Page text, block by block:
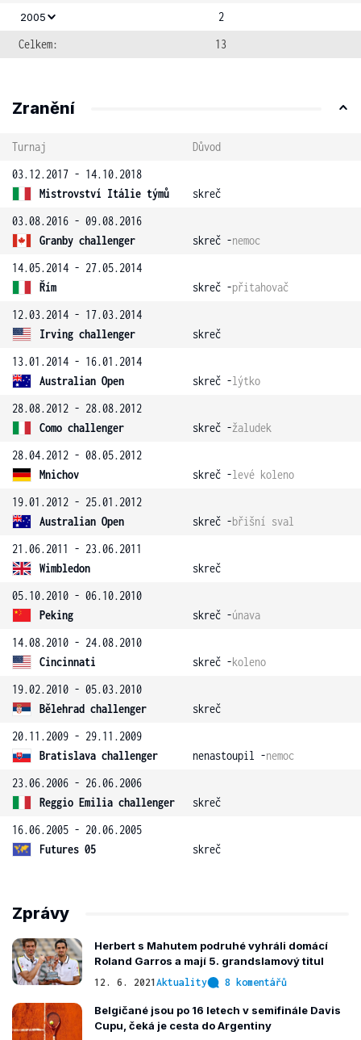
2005
2
Celkem:
13
Zranění
Turnaj
Důvod
03.12.2017 - 14.10.2018
Mistrovství Itálie týmů
skreč
03.08.2016 - 09.08.2016
Granby challenger
skreč -nemoc
14.05.2014 - 27.05.2014
Řím
skreč -přitahovač
12.03.2014 - 17.03.2014
Irving challenger
skreč
13.01.2014 - 16.01.2014
Australian Open
skreč -lýtko
28.08.2012 - 28.08.2012
Como challenger
skreč -žaludek
28.04.2012 - 08.05.2012
Mnichov
skreč -levé koleno
19.01.2012 - 25.01.2012
Australian Open
skreč -břišní sval
21.06.2011 - 23.06.2011
Wimbledon
skreč
05.10.2010 - 06.10.2010
Peking
skreč -únava
14.08.2010 - 24.08.2010
Cincinnati
skreč -koleno
19.02.2010 - 05.03.2010
Bělehrad challenger
skreč
20.11.2009 - 29.11.2009
Bratislava challenger
nenastoupil -nemoc
23.06.2006 - 26.06.2006
Reggio Emilia challenger
skreč
16.06.2005 - 20.06.2005
Futures 05
skreč
Zprávy
Herbert s Mahutem podruhé vyhráli domácí
Roland Garros a mají 5. grandslamový titul
12. 6. 2021Aktuality 8 komentářů
Belgičané jsou po 16 letech v semifinále Davis
Cupu, čeká je cesta do Argentiny